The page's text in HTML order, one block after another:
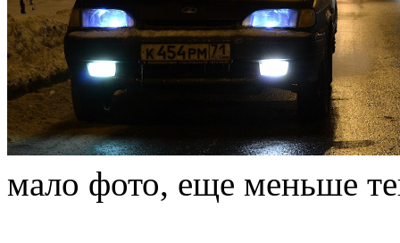
мало фото, еще меньше